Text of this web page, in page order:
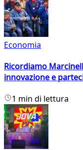
Economia
Ricordiamo
innovazione e
1 min di lettura